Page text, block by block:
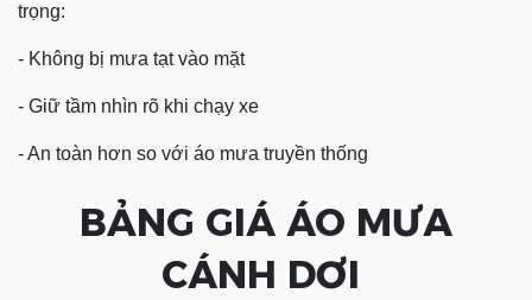
trọng:
- Không bị mưa tạt vào mặt
- Giữ tầm nhìn rõ khi chạy xe
- An toàn hơn so với áo mưa truyền thống
BẢNG GIÁ ÁO MƯA
CÁNH DƠI